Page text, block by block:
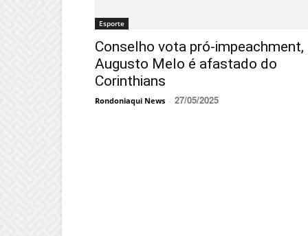
Esporte
Conselho vota pró-impeachment,
Augusto Melo é afastado do
Corinthians
Rondoniaqui News - 27/05/2025